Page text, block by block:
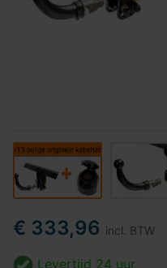
€ 333,96 incl. BTW
Levertijd 24 uur